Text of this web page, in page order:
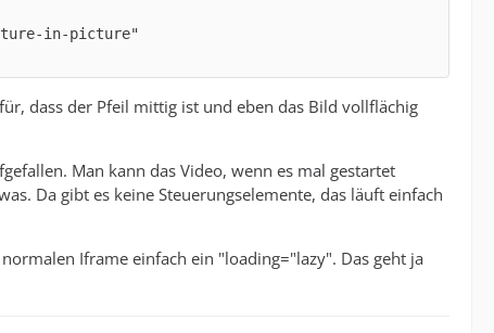
dass der Pfeil mittig ist und eben das Bild vollflächig
Man kann das Video, wenn es mal gestartet
Da gibt es keine Steuerungselemente, das läuft einfach
Iframe einfach ein "loading="lazy". Das geht ja